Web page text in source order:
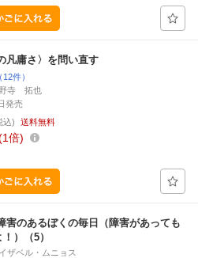
凡庸さ〉を問い直す
（12件）
寺 拓也
発売
込) 送料無料
1倍
害のあるぼくの毎日（障害があっても
）（5）
ザベル・ムニョス